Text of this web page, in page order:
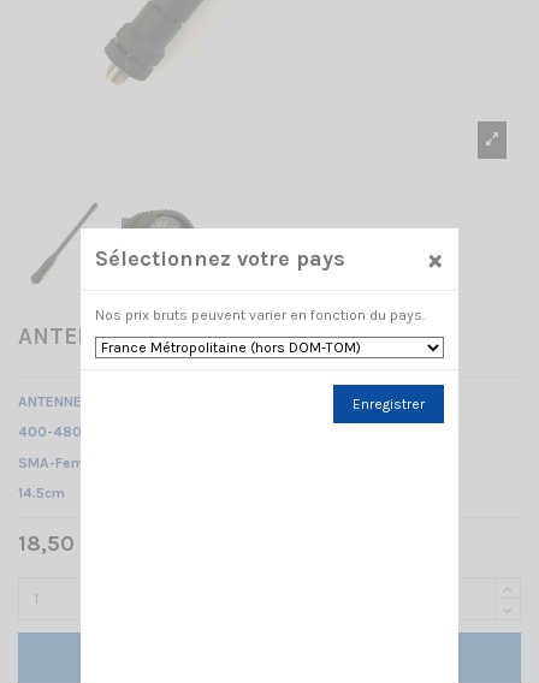
ANTENNE UHF SMA-F
ANTENNE UHF
400-480MHz /
SMA-Femelle /
14.5cm
18,50 € TTC
Sélectionnez votre pays ×
Nos prix bruts peuvent varier en fonction du pays.
Enregistrer